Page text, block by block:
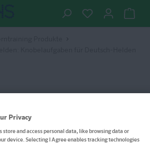
Privacy
store and access personal data, like browsing data or
device. Selecting I Agree enables tracking technologies